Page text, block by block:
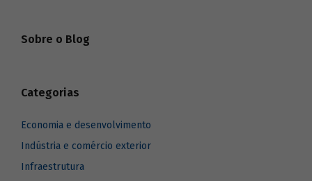
Sobre o Blog
Categorias
Economia e desenvolvimento
Indústria e comércio exterior
Infraestrutura